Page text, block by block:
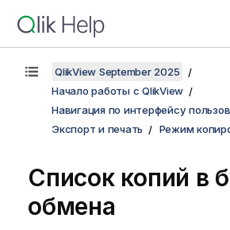
QlikView September 2025
Начало работы с QlikView
Навигация по интерфейсу
Экспорт и печать
Режим
Список копий в
обмена